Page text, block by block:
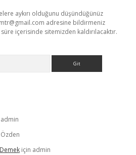
aykırı olduğunu düşündüğünüz
adresine bildirmeniz
içerisinde sitemizden kaldırılacaktır.
admin
Özden
için admin